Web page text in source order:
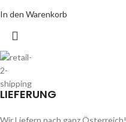
In den Warenkorb
LIEFERUNG